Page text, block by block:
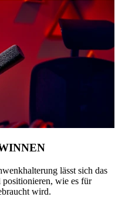
lässt sich das
wie es für
wird.